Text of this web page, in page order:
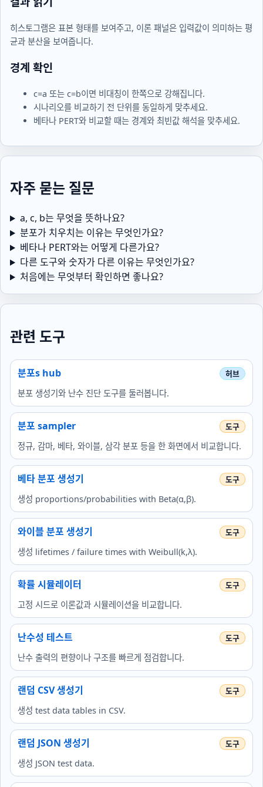
히스토그램은 표본 형태를 보여주고, 이론 패널은 입력값이 의미하는 평
균과 분산을 보여줍니다.
경계 확인
c=a 또는 c=b이면 비대칭이 한쪽으로 강해집니다.
시나리오를 비교하기 전 단위를 동일하게 맞추세요.
베타나 PERT와 비교할 때는 경계와 최빈값 해석을 맞추세요.
자주 묻는 질문
a, c, b는 무엇을 뜻하나요?
분포가 치우치는 이유는 무엇인가요?
베타나 PERT와는 어떻게 다른가요?
다른 도구와 숫자가 다른 이유는 무엇인가요?
처음에는 무엇부터 확인하면 좋나요?
관련 도구
분포s hub
분포 생성기와 난수 진단 도구를 둘러봅니다.
분포 sampler
정규, 감마, 베타, 와이블, 삼각 분포 등을 한 화면에서 비교합니다.
베타 분포 생성기
생성 proportions/probabilities with Beta(α,β).
와이블 분포 생성기
생성 lifetimes / failure times with Weibull(k,λ).
확률 시뮬레이터
고정 시드로 이론값과 시뮬레이션을 비교합니다.
난수성 테스트
난수 출력의 편향이나 구조를 빠르게 점검합니다.
랜덤 CSV 생성기
생성 test data tables in CSV.
랜덤 JSON 생성기
생성 JSON test data.